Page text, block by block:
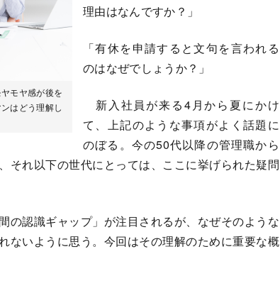
モヤ感が後を
はどう理解し
理由はなんですか？」
「有休を申請すると文句を言われる
のはなぜでしょうか？」
新入社員が来る4月から夏にかけ
て、上記のような事項がよく話題に
のぼる。今の50代以降の管理職から
それ以下の世代にとっては、ここに挙げられた疑問
認識ギャップ」が注目されるが、なぜそのような
ないように思う。今回はその理解のために重要な概